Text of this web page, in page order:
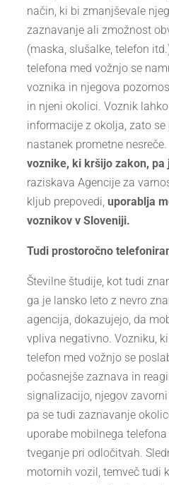
način, ki bi zmanjševale
zaznavanje ali zmožnost
(maska, slušalke, telefon
telefona med vožnjo se
voznika in njegova
in njeni okolici. Voznik
informacije z okolja, zato
nastanek prometne nesreče.
voznike, ki kršijo zakon, pa
raziskava Agencije za
kljub prepovedi, uporablja
voznikov v Sloveniji.
Tudi prostoročno
Številne študije, kot tudi
ga je lansko leto z nevro
agencija, dokazujejo, da
vpliva negativno. Vozniku,
telefon med vožnjo se
počasnejše zaznava in
signalizacijo, njegov
pa se tudi zaznavanje
uporabe mobilnega
tveganje pri odločitvah.
motornih vozil, temveč tudi